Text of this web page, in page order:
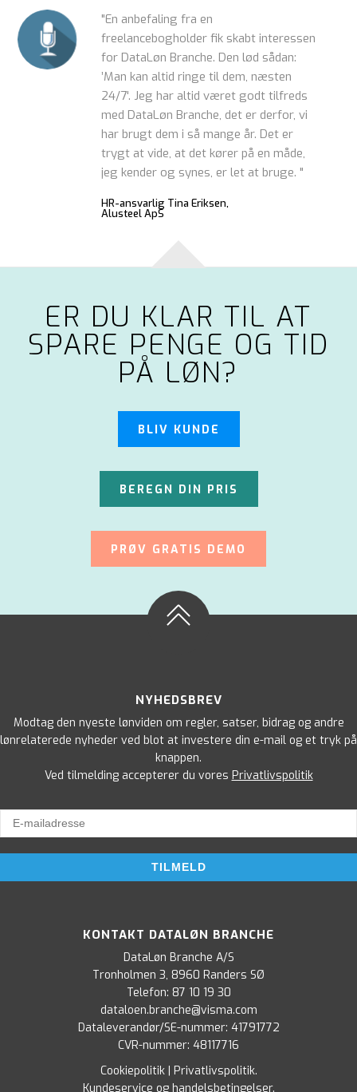
"En anbefaling fra en
freelancebogholder fik skabt interessen
for DataLøn Branche. Den lød sådan:
’Man kan altid ringe til dem, næsten
24/7'. Jeg har altid været godt tilfreds
med DataLøn Branche, det er derfor, vi
har brugt dem i så mange år. Det er
trygt at vide, at det kører på en måde,
jeg kender og synes, er let at bruge. "
HR-ansvarlig Tina Eriksen,
Alusteel ApS
ER DU KLAR TIL AT
SPARE PENGE OG TID
PÅ LØN?
BLIV KUNDE
BEREGN DIN PRIS
PRØV GRATIS DEMO
NYHEDSBREV
Modtag den nyeste lønviden om regler, satser, bidrag og andre
lønrelaterede nyheder ved blot at investere din e-mail og et tryk på
knappen.
Ved tilmelding accepterer du vores Privatlivspolitik
KONTAKT DATALØN BRANCHE
DataLøn Branche A/S
Tronholmen 3, 8960 Randers SØ
Telefon: 87 10 19 30
dataloen.branche@visma.com
Dataleverandør/SE-nummer: 41791772
CVR-nummer: 48117716
Cookiepolitik| Privatlivspolitik.
Kundeservice og handelsbetingelser.